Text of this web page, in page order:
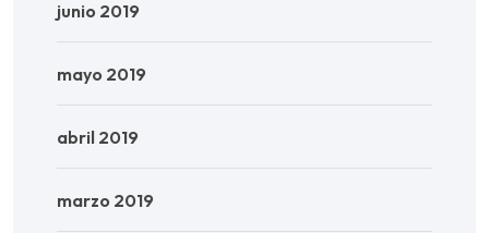
junio 2019
mayo 2019
abril 2019
marzo 2019